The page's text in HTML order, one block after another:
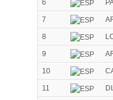
6
7
8
9
10
11